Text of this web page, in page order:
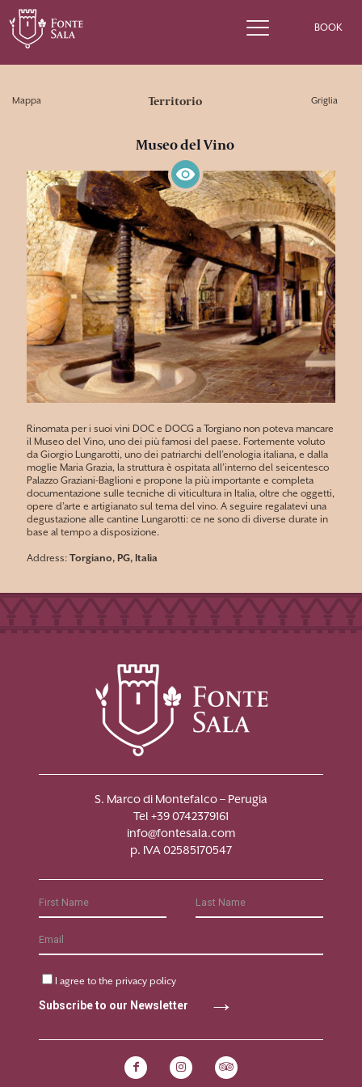
BOOK
Mappa Territorio Griglia
Museo del Vino
Rinomata per i suoi vini DOC e DOCG a Torgiano non poteva mancare
il Museo del Vino, uno dei più famosi del paese. Fortemente voluto
da Giorgio Lungarotti, uno dei patriarchi dell’enologia italiana, e dalla
moglie Maria Grazia, la struttura è ospitata all’interno del seicentesco
Palazzo Graziani-Baglioni e propone la più importante e completa
documentazione sulle tecniche di viticultura in Italia, oltre che oggetti,
opere d’arte e artigianato sul tema del vino. A seguire regalatevi una
degustazione alle cantine Lungarotti: ce ne sono di diverse durate in
base al tempo a disposizione.
Address: Torgiano, PG, Italia
S. Marco di Montefalco – Perugia
Tel +39 0742379161
info@fontesala.com
p. IVA 02585170547
I agree to the privacy policy
Subscribe to our Newsletter